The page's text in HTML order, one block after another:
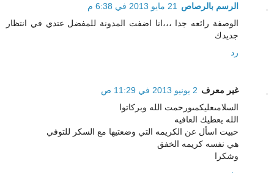
الرسم بالرصاص 21 مايو 2013 في 6:38 م
الوصفة رائعه جدا ،،،انا اضفت المدونة للمفضل عتدي في انتظار
جديدك
رد
غير معرف 2 يونيو 2013 في 11:29 ص
السلامىعليكمىورحمت الله وبركاتوا
الله يعطيك العافيه
حبيت اسأل عن الكريمه التي وضعتيها مع السكر للتوفي
هي نفسه كريمه الخفق
وشكرا